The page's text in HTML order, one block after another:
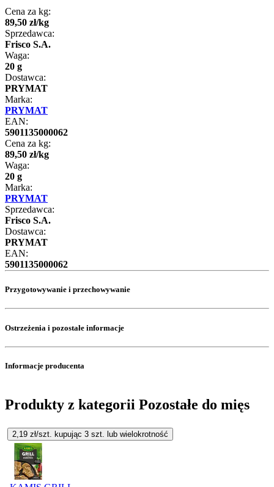
Cena za kg:
89,50 zł/kg
Sprzedawca:
Frisco S.A.
Waga:
20 g
Dostawca:
PRYMAT
Marka:
PRYMAT
EAN:
5901135000062
Cena za kg:
89,50 zł/kg
Waga:
20 g
Marka:
PRYMAT
Sprzedawca:
Frisco S.A.
Dostawca:
PRYMAT
EAN:
5901135000062
Przygotowywanie i przechowywanie
Ostrzeżenia i pozostałe informacje
Informacje producenta
Produkty z kategorii Pozostałe do mięs
2,19 zł/szt. kupując 3 szt. lub wielokrotność